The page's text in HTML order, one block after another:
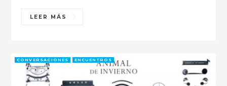
LEER MÁS
CONVERSACIONES ENCUENTROS